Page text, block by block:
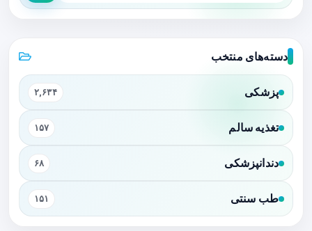
دسته‌های منتخب
پزشکی ۲,۶۳۴
تغذیه سالم ۱۵۷
دندانپزشکی ۶۸
طب سنتی ۱۵۱